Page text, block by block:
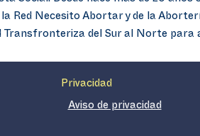
Red Necesito Abortar y de la
Transfronteriza del Sur al Norte para
Privacidad
Aviso de privacidad